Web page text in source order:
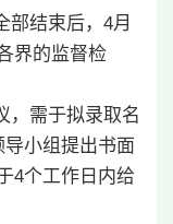
部结束后，4月
界的监督检
，需于拟录取名
小组提出书面
4个工作日内给